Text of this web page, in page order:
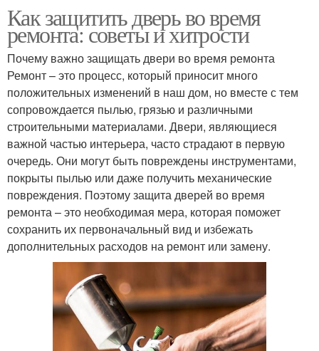
Как защитить дверь во время
ремонта: советы и хитрости
Почему важно защищать двери во время ремонта
Ремонт – это процесс, который приносит много
положительных изменений в наш дом, но вместе с тем
сопровождается пылью, грязью и различными
строительными материалами. Двери, являющиеся
важной частью интерьера, часто страдают в первую
очередь. Они могут быть повреждены инструментами,
покрыты пылью или даже получить механические
повреждения. Поэтому защита дверей во время
ремонта – это необходимая мера, которая поможет
сохранить их первоначальный вид и избежать
дополнительных расходов на ремонт или замену.